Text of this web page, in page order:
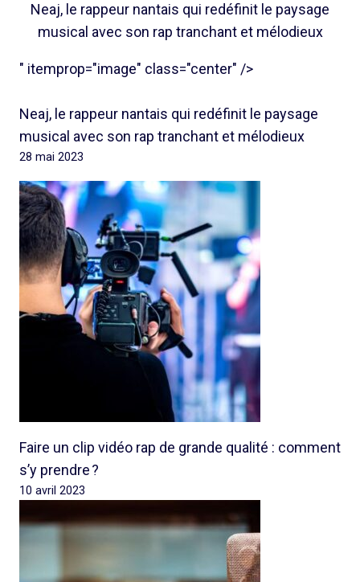
Neaj, le rappeur nantais qui redéfinit le paysage
musical avec son rap tranchant et mélodieux
" itemprop="image" class="center" />
Neaj, le rappeur nantais qui redéfinit le paysage
musical avec son rap tranchant et mélodieux
28 mai 2023
Faire un clip vidéo rap de grande qualité : comment
s’y prendre ?
10 avril 2023